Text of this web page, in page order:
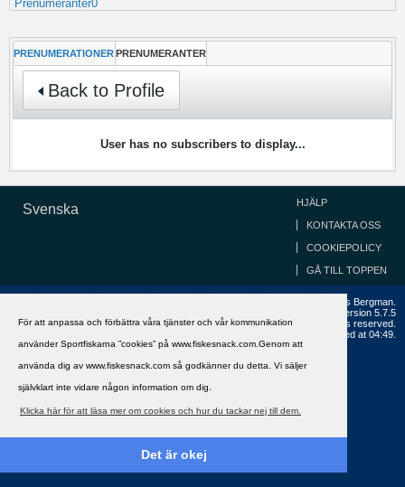
För att anpassa och förbättra våra tjänster och vår kommunikation
använder Sportfiskarna ”cookies” på www.fiskesnack.com.Genom att
använda dig av www.fiskesnack.com så godkänner du detta. Vi säljer
självklart inte vidare någon information om dig.
Klicka här för att läsa mer om cookies och hur du tackar nej till dem.
Det är okej
Prenumeranter0
PRENUMERATIONER PRENUMERANTER
Back to Profile
User has no subscribers to display...
Svenska HJÄLP
KONTAKTA OSS
COOKIEPOLICY
GÅ TILL TOPPEN
Copyright ©2002 - 2021, FiskeSnack.com. Grundad 2002 av Anders Bergman.
Version 5.7.5
Copyright © 2026 MH Sub I, LLC dba vBulletin. All rights reserved.
All times are GMT+1. This page was generated at 04:49.